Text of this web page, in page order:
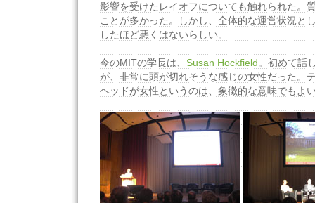
影響を受けたレイオフについても触れられた。
ことが多かった。しかし、全体的な運営状況と
したほど悪くはないらしい。
今のMITの学長は、 Susan Hockfield。初めて話
が、非常に頭が切れそうな感じの女性だった。
ヘッドが女性というのは、象徴的な意味でもよ